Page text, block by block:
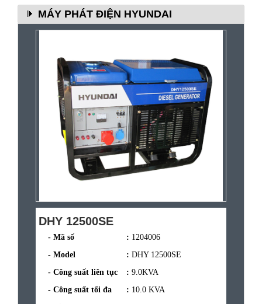
MÁY PHÁT ĐIỆN HYUNDAI
DHY 12500SE
- Mã số : 1204006
- Model
: DHY 12500SE
- Công suất liên tục
: 9.0KVA
- Công suất tối đa
: 10.0 KVA